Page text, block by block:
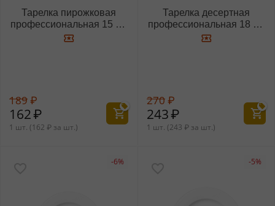
Тарелка пирожковая
профессиональная 15 см
WL‑991176/A
189₽
162₽
1 шт. (162 ₽ за шт.)
Тарелка десертная
профессиональная 18 см
WL‑991177/A
270₽
243₽
1 шт. (243 ₽ за шт.)
-6% -5%